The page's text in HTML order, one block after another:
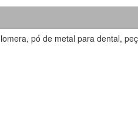
pó de metal para dental,